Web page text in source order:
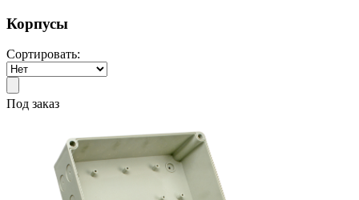
Корпусы
Сортировать:
Под заказ